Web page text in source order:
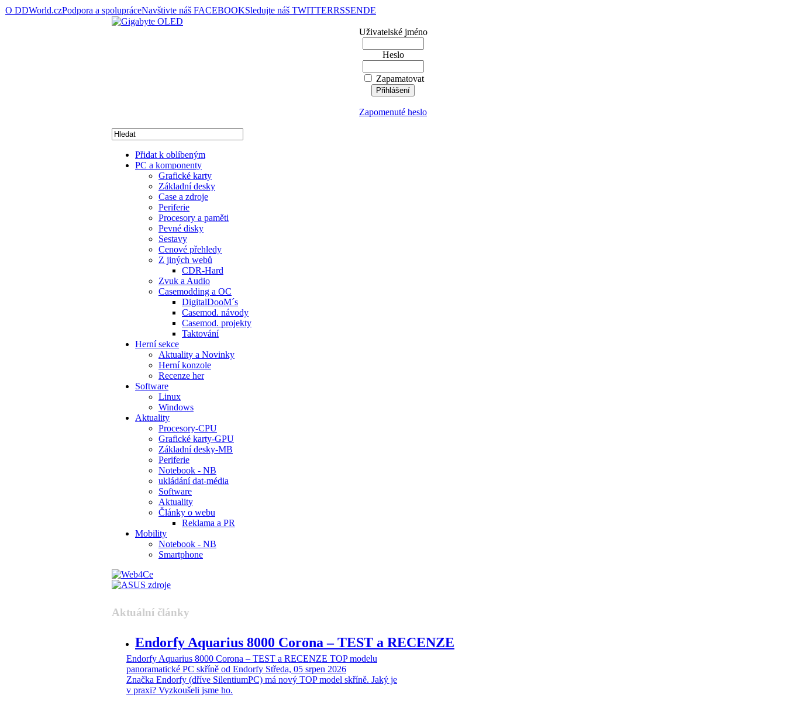
O DDWorld.czPodpora a spolupráceNavštivte náš FACEBOOKSledujte náš TWITTERRSSENDE
Uživatelské jméno
Heslo
Zapamatovat
Zapomenuté heslo
Přidat k oblíbeným
PC a komponenty
Grafické karty
Základní desky
Case a zdroje
Periferie
Procesory a paměti
Pevné disky
Sestavy
Cenové přehledy
Z jiných webů
CDR-Hard
Zvuk a Audio
Casemodding a OC
DigitalDooM´s
Casemod. návody
Casemod. projekty
Taktování
Herní sekce
Aktuality a Novinky
Herní konzole
Recenze her
Software
Linux
Windows
Aktuality
Procesory-CPU
Grafické karty-GPU
Základní desky-MB
Periferie
Notebook - NB
ukládání dat-média
Software
Aktuality
Články o webu
Reklama a PR
Mobility
Notebook - NB
Smartphone
Aktuální články
Endorfy Aquarius 8000 Corona – TEST a RECENZE
Endorfy Aquarius 8000 Corona – TEST a RECENZE TOP modelu
panoramatické PC skříně od Endorfy Středa, 05 srpen 2026
Značka Endorfy (dříve SilentiumPC) má nový TOP model skříně. Jaký je
v praxi? Vyzkoušeli jsme ho.